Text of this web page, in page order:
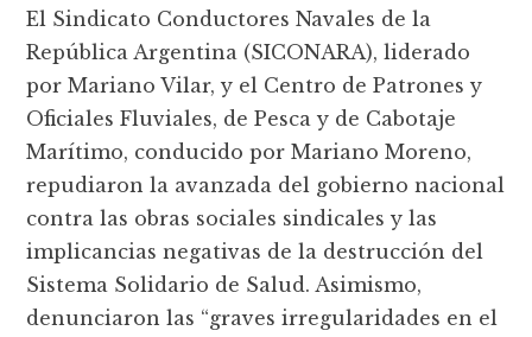
El Sindicato Conductores Navales de la
República Argentina (SICONARA), liderado
por Mariano Vilar, y el Centro de Patrones y
Oficiales Fluviales, de Pesca y de Cabotaje
Marítimo, conducido por Mariano Moreno,
repudiaron la avanzada del gobierno nacional
contra las obras sociales sindicales y las
implicancias negativas de la destrucción del
Sistema Solidario de Salud. Asimismo,
denunciaron las “graves irregularidades en el